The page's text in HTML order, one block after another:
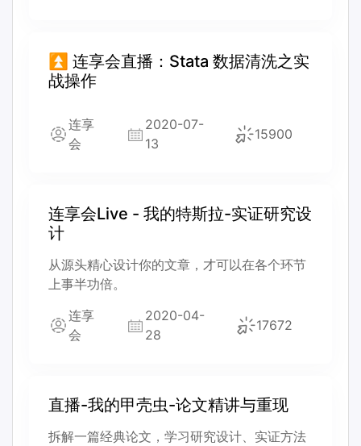
⏫ 连享会直播：Stata 数据清洗之实
战操作
连享
会
2020-07-
13
15900
连享会Live - 我的特斯拉-实证研究设
计
从源头精心设计你的文章，才可以在各个环节
上事半功倍。
连享
会
2020-04-
28
17672
直播-我的甲壳虫-论文精讲与重现
拆解一篇经典论文，学习研究设计、实证方法